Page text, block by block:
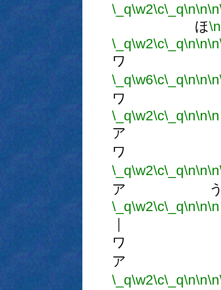
\_q\w2\c\_q\n\n\n
ほ
\_q\w2\c\_q\n\n\n
ワ
\_q\w6\c\_q\n\n\n
ワ
\_q\w2\c\_q\n\n\n
ア
ワ
\_q\w2\c\_q\n\n\n
ア う
\_q\w2\c\_q\n\n\n
ワ
ア
\_q\w2\c\_q\n\n\n